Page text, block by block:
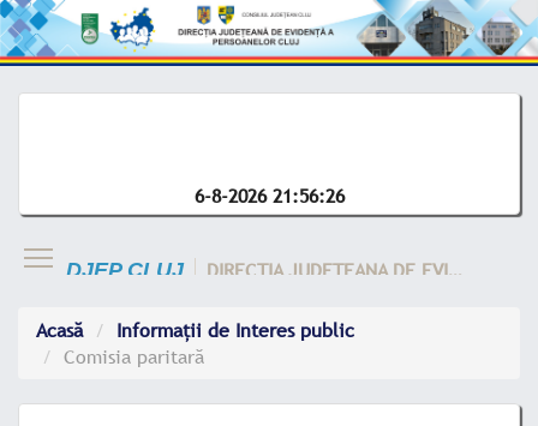
6-8-2026 21:56:26
DJEP CLUJ DIRECTIA JUDETEANA DE EVIDENTA A CLUJ
Acasă
Informații de Interes public
Comisia paritară